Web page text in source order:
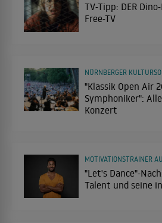
TV-Tipp: DER
Free-TV
"Klassik Open Air
Symphoniker":
Konzert
NÜRNBERGER
"Let's Dance"-
Talent und seine
MOTIVATIONSTRAINER